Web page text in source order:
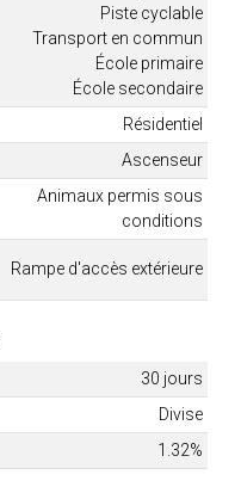
Piste cyclable
Transport en commun
École primaire
École secondaire
Résidentiel
Ascenseur
Animaux permis sous
conditions
Rampe d'accès extérieure
30 jours
Divise
1.32%